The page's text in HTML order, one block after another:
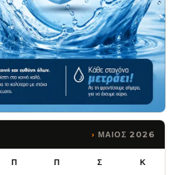
ΜΑΙΟΣ 2026
Π Π Σ Κ